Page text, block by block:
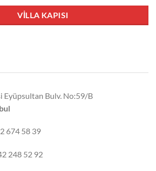
VILLA KAPISI
Eyüpsultan Bulv. No:59/B
674 58 39
248 52 92